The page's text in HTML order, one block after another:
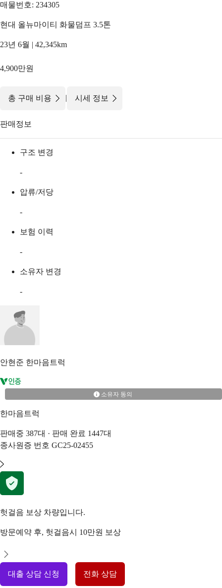
매물번호: 234305
현대 올뉴마이티 화물덤프 3.5톤
23년 6월 | 42,345km
4,900만원
총 구매 비용 | 시세 정보
판매정보
구조 변경
-
압류/저당
-
보험 이력
-
소유자 변경
-
안현준 한마음트럭
소유자 동의
한마음트럭
판매중 387대 · 판매 완료 1447대
종사원증 번호 GC25-02455
헛걸음 보상 차량입니다.
방문예약 후, 헛걸음시 10만원 보상
대출 상담 신청 전화 상담